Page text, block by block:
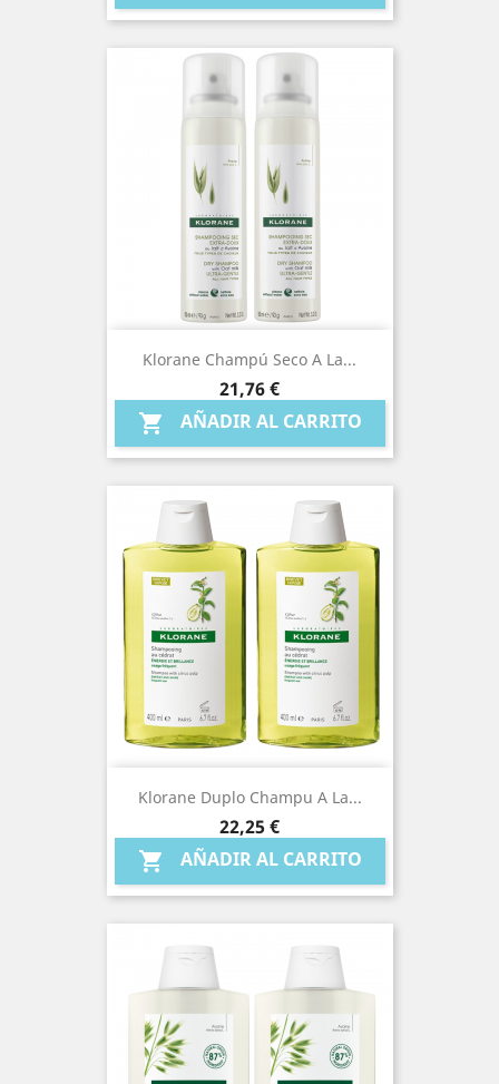
Klorane Champú Seco A La...
Precio
21,76 €
 AÑADIR AL CARRITO
Klorane Duplo Champu A La...
Precio
22,25 €
 AÑADIR AL CARRITO